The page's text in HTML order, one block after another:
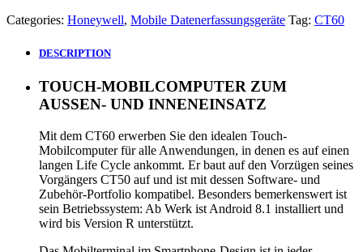
Categories: Honeywell, Mobile Datenerfassungsgeräte Tag: CT60
DESCRIPTION
TOUCH-MOBILCOMPUTER ZUM
AUSSEN- UND INNENEINSATZ
Mit dem CT60 erwerben Sie den idealen Touch-
Mobilcomputer für alle Anwendungen, in denen es auf einen
langen Life Cycle ankommt. Er baut auf den Vorzügen seines
Vorgängers CT50 auf und ist mit dessen Software- und
Zubehör-Portfolio kompatibel. Besonders bemerkenswert ist
sein Betriebssystem: Ab Werk ist Android 8.1 installiert und
wird bis Version R unterstützt.